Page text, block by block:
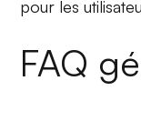
pour les
FAQ